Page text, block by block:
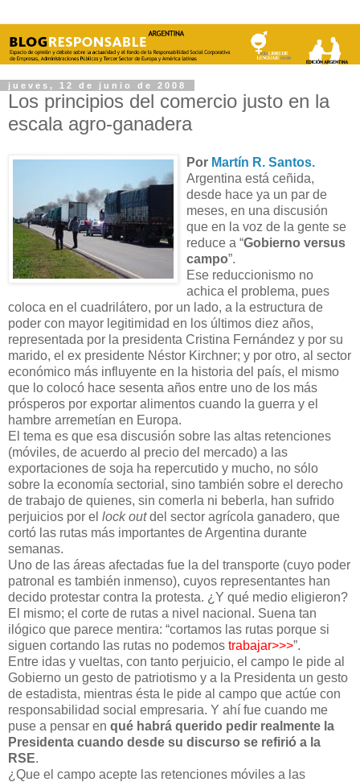
jueves, 12 de junio de 2008
Los principios del comercio justo en la
escala agro-ganadera
Por Martín R. Santos.
Argentina está ceñida,
desde hace ya un par de
meses, en una discusión
que en la voz de la gente se
reduce a “Gobierno versus
campo”.
Ese reduccionismo no
achica el problema, pues
coloca en el cuadrilátero, por un lado, a la estructura de
poder con mayor legitimidad en los últimos diez años,
representada por la presidenta Cristina Fernández y por su
marido, el ex presidente Néstor Kirchner; y por otro, al sector
económico más influyente en la historia del país, el mismo
que lo colocó hace sesenta años entre uno de los más
prósperos por exportar alimentos cuando la guerra y el
hambre arremetían en Europa.
El tema es que esa discusión sobre las altas retenciones
(móviles, de acuerdo al precio del mercado) a las
exportaciones de soja ha repercutido y mucho, no sólo
sobre la economía sectorial, sino también sobre el derecho
de trabajo de quienes, sin comerla ni beberla, han sufrido
perjuicios por el lock outdel sector agrícola ganadero, que
cortó las rutas más importantes de Argentina durante
semanas.
Uno de las áreas afectadas fue la del transporte (cuyo poder
patronal es también inmenso), cuyos representantes han
decido protestar contra la protesta. ¿Y qué medio eligieron?
El mismo; el corte de rutas a nivel nacional. Suena tan
ilógico que parece mentira: “cortamos las rutas porque si
siguen cortando las rutas no podemos trabajar>>>”.
Entre idas y vueltas, con tanto perjuicio, el campo le pide al
Gobierno un gesto de patriotismo y a la Presidenta un gesto
de estadista, mientras ésta le pide al campo que actúe con
responsabilidad social empresaria. Y ahí fue cuando me
puse a pensar en qué habrá querido pedir realmente la
Presidenta cuando desde su discurso se refirió a la
RSE.
¿Que el campo acepte las retenciones móviles a las